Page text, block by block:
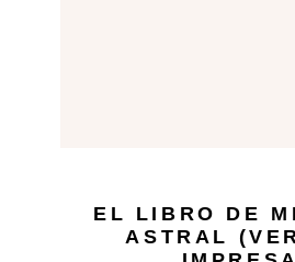
EL LIBRO DE
ASTRAL